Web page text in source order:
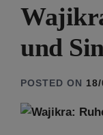
und
POSTED ON